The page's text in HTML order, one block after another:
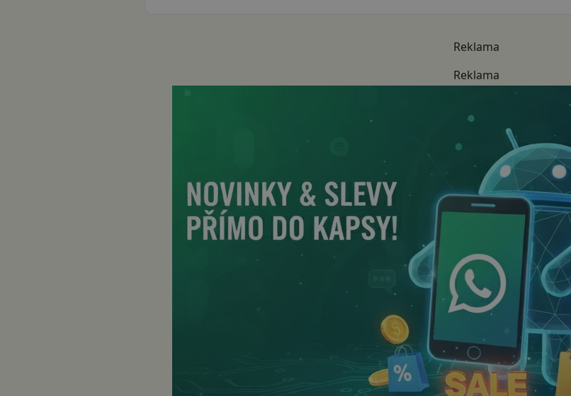
Reklama
Reklama